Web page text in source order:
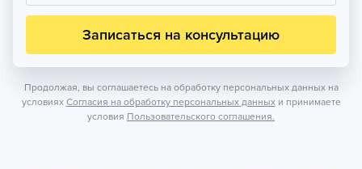
Записаться на консультацию
Продолжая, вы соглашаетесь на обработку персональных данных на
условиях Согласия на обработку персональных данных и принимаете
условия Пользовательского соглашения.